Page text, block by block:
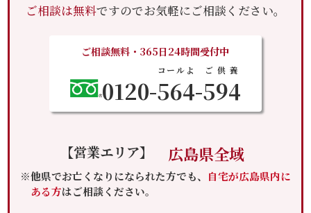
ご相談は無料ですのでお気軽にご相談ください。
ご相談無料・365日24時間受付中
0120-564
コールよ
-594
ご供養
【営業エリア】 広島県全域
※他県でお亡くなりになられた方でも、 自宅が広島県内に
ある方はご相談ください。